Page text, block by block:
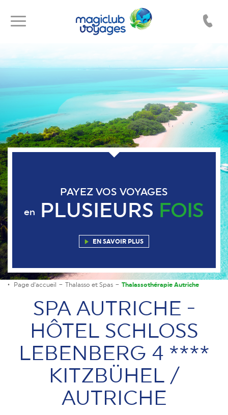
Toggle
Toggle
navigation
PAYEZ VOS VOYAGES
en PLUSIEURS FOIS
EN SAVOIR PLUS
Page d'accueil Thalasso et Spas Thalassothérapie Autriche
SPA AUTRICHE -
HÔTEL SCHLOSS
LEBENBERG 4 ****
KITZBÜHEL /
AUTRICHE